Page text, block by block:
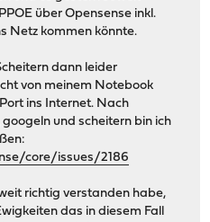
über Opensense inkl.
Netz kommen könnte.
dann leider
von meinem Notebook
ins Internet. Nach
und scheitern bin ich
core/issues/2186
richtig verstanden habe,
das in diesem Fall